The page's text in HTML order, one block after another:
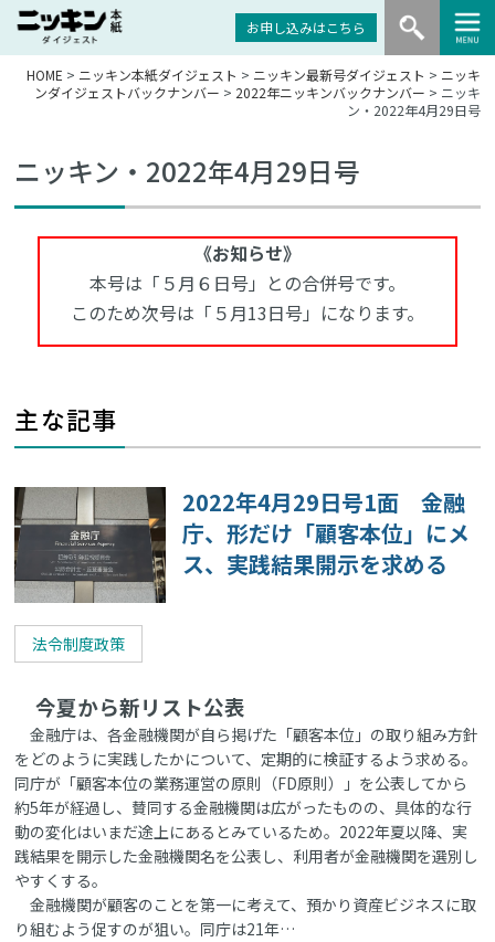
お申し込みはこちら
HOME > ニッキン本紙ダイジェスト > ニッキン最新号ダイジェスト > ニッキ
ンダイジェストバックナンバー > 2022年ニッキンバックナンバー > ニッキ
ン・2022年4月29日号
ニッキン・2022年4月29日号
《お知らせ》
本号は「５月６日号」との合併号です。
このため次号は「５月13日号」になります。
主な記事
2022年4月29日号1面 金融
庁、形だけ「顧客本位」にメ
ス、実践結果開示を求める
法令制度政策
今夏から新リスト公表
金融庁は、各金融機関が自ら掲げた「顧客本位」の取り組み方針
をどのように実践したかについて、定期的に検証するよう求める。
同庁が「顧客本位の業務運営の原則（FD原則）」を公表してから
約5年が経過し、賛同する金融機関は広がったものの、具体的な行
動の変化はいまだ途上にあるとみているため。2022年夏以降、実
践結果を開示した金融機関名を公表し、利用者が金融機関を選別し
やすくする。
金融機関が顧客のことを第一に考えて、預かり資産ビジネスに取
り組むよう促すのが狙い。同庁は21年…